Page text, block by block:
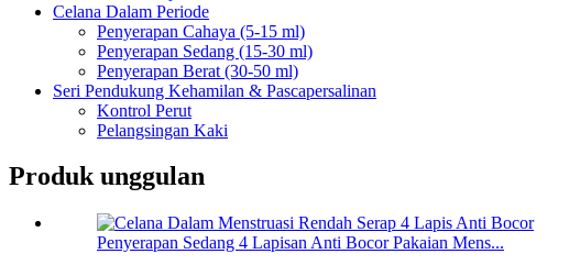
Celana Dalam Periode
Penyerapan Cahaya (5-15 ml)
Penyerapan Sedang (15-30 ml)
Penyerapan Berat (30-50 ml)
Seri Pendukung Kehamilan & Pascapersalinan
Kontrol Perut
Pelangsingan Kaki
Produk unggulan
Penyerapan Sedang 4 Lapisan Anti Bocor Pakaian Mens...